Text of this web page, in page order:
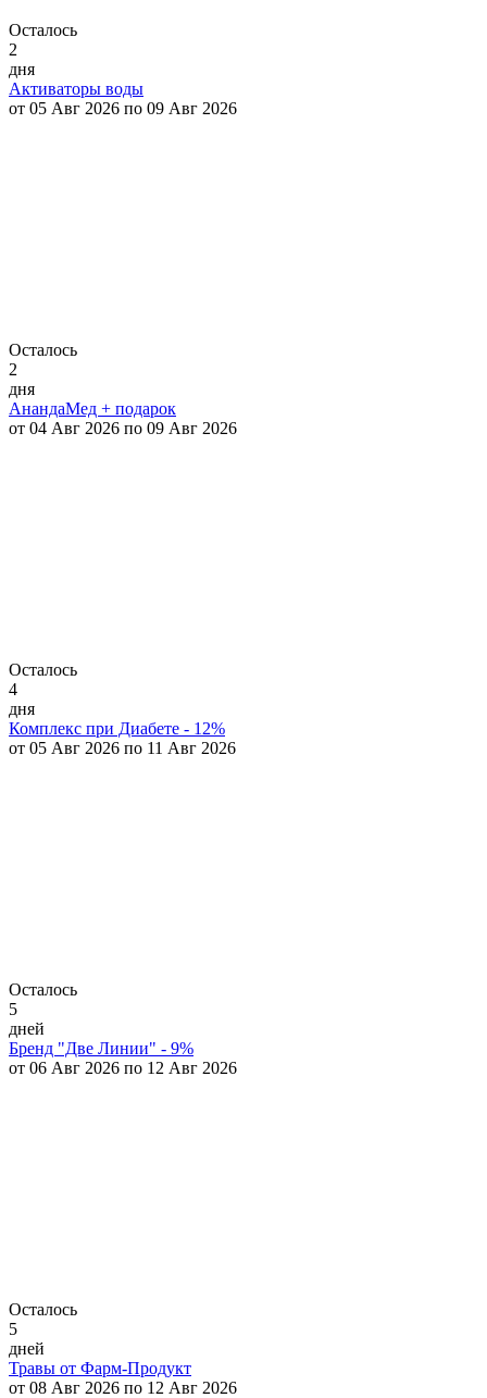
Осталось
2
дня
Активаторы воды
от 05 Авг 2026 по 09 Авг 2026
Осталось
2
дня
АнандаМед + подарок
от 04 Авг 2026 по 09 Авг 2026
Осталось
4
дня
Комплекс при Диабете - 12%
от 05 Авг 2026 по 11 Авг 2026
Осталось
5
дней
Бренд "Две Линии" - 9%
от 06 Авг 2026 по 12 Авг 2026
Осталось
5
дней
Травы от Фарм-Продукт
от 08 Авг 2026 по 12 Авг 2026